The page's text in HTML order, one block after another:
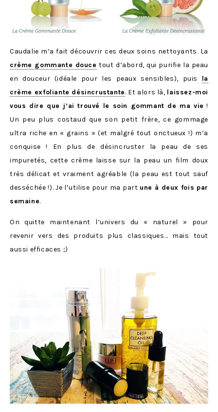
Caudalie m’a fait découvrir ces deux soins nettoyants. La
crème gommante douce tout d’abord, qui purifie la peau
en douceur (idéale pour les peaux sensibles), puis la
crème exfoliante désincrustante. Et alors là, laissez-moi
vous dire que j’ai trouvé le soin gommant de ma vie !
Un peu plus costaud que son petit frère, ce gommage
ultra riche en « grains » (et malgré tout onctueux !) m’a
conquise ! En plus de désincruster la peau de ses
impuretés, cette crème laisse sur la peau un film doux
très délicat et vraiment agréable (la peau est tout sauf
desséchée !). Je l’utilise pour ma part une à deux fois par
semaine.
On quitte maintenant l’univers du « naturel » pour
revenir vers des produits plus classiques… mais tout
aussi efficaces ;)